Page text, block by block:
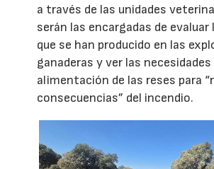
a través de las unidades
serán las encargadas de evaluar
que se han producido en las
ganaderas y ver las necesidades
alimentación de las reses para
consecuencias” del incendio.